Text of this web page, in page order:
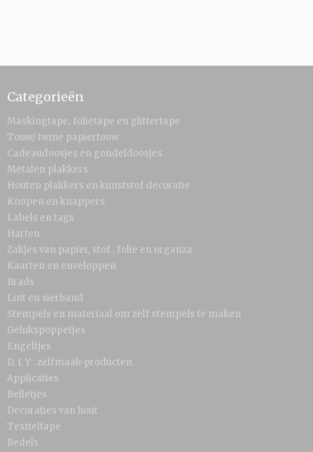
Categorieën
Maskingtape, folietape en glittertape
Touw/ twine papiertouw
Cadeaudoosjes en gondeldoosjes
Metalen plakkers
Houten plakkers en kunststof decoratie
Knopen en knappers
Labels en tags
Harten
Zakjes van papier, stof , folie en organza
Kaarten en enveloppen
Brads
Lint en sierband
Stempels en materiaal om zelf stempels te maken
Gelukspoppetjes
Engeltjes
D. I. Y . zelfmaak-producten
Applicaties
Belletjes
Decoraties van hout
Textieltape
Bedels